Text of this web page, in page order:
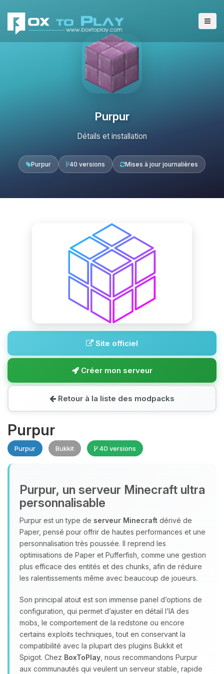
Purpur
Détails et installation
Purpur 40 versions Mises à jour journalières
Site officiel
Créer mon serveur
Retour à la liste des modpacks
Purpur
Purpur Bukkit 40 versions
Purpur, un serveur Minecraft ultra
personnalisable
Purpur est un type de serveur Minecraft dérivé de
Paper, pensé pour offrir de hautes performances et une
personnalisation très poussée. Il reprend les
optimisations de Paper et Pufferfish, comme une gestion
plus efficace des entités et des chunks, afin de réduire
les ralentissements même avec beaucoup de joueurs.
Son principal atout est son immense panel d’options de
configuration, qui permet d’ajuster en détail l’IA des
mobs, le comportement de la redstone ou encore
certains exploits techniques, tout en conservant la
compatibilité avec la plupart des plugins Bukkit et
Spigot. Chez BoxToPlay , nous recommandons Purpur
aux communautés qui veulent un serveur stable, rapide
Youpi, enfin quelqu’un pour me
parler ! Moi c’est Choupy, ton petit
assistant BoxToPlay. Dis-moi ce dont
tu as besoin et je vais remuer mes
petits circuits pour t’aider.
10/08/2026 à 04:18